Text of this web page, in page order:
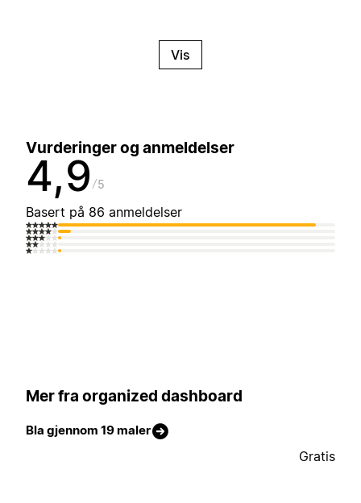
Vis
Vurderinger og anmeldelser
4,9 5
Basert på 86 anmeldelser
Mer fra organized dashboard
Bla gjennom 19 maler
Gratis